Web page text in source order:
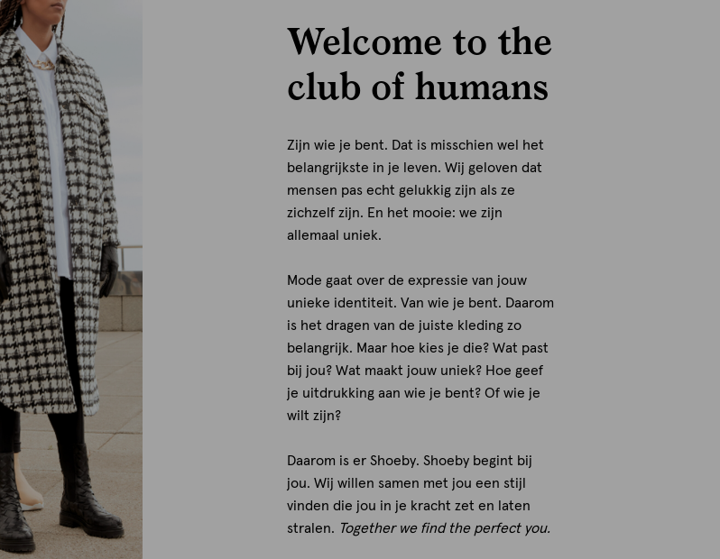
Welcome to the
club of humans
Zijn wie je bent. Dat is misschien wel het
belangrijkste in je leven. Wij geloven dat
mensen pas echt gelukkig zijn als ze
zichzelf zijn. En het mooie: we zijn
allemaal uniek.
Mode gaat over de expressie van jouw
unieke identiteit. Van wie je bent. Daarom
is het dragen van de juiste kleding zo
belangrijk. Maar hoe kies je die? Wat past
bij jou? Wat maakt jouw uniek? Hoe geef
je uitdrukking aan wie je bent? Of wie je
wilt zijn?
Daarom is er Shoeby. Shoeby begint bij
jou. Wij willen samen met jou een stijl
vinden die jou in je kracht zet en laten
stralen. Together we find the perfect you.